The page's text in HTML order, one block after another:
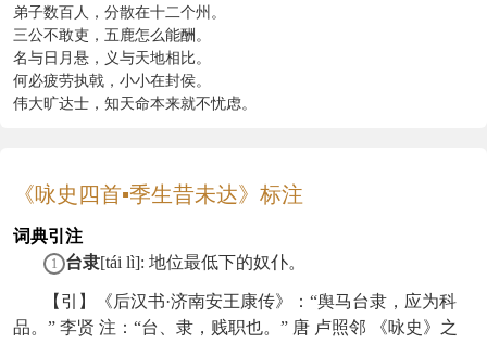
弟子数百人，分散在十二个州。
三公不敢吏，五鹿怎么能酬。
名与日月悬，义与天地相比。
何必疲劳执戟，小小在封侯。
伟大旷达士，知天命本来就不忧虑。
《咏史四首▪季生昔未达》标注
词典引注
1 台隶[tái lì]: 地位最低下的奴仆。
【引】《后汉书·济南安王康传》：“舆马台隶，应为科
品。” 李贤 注：“台、隶，贱职也。” 唐 卢照邻 《咏史》之